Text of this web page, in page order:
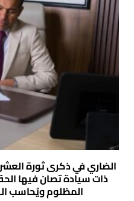
الضاري في ذكرى ثورة
ذات سيادة تصان فيها
المظلوم ويُحاسب